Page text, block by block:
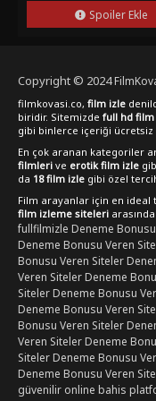
hemen izlemek için
Spoiler Ekle
Copyright © 2024
filmkovasi.co, film izle
biridir. Sitemizde full hd film
gibi binlerce içeriği ücretsiz
En çok aranan kategoriler
filmleri ve erotik film izle
da 18 film izle gibi özel
Film arayanlar için en ideal
film izleme siteleri
fullfilmizle Deneme
Deneme Bonusu Veren
Bonusu Veren Siteler
Veren SitelerDeneme
SitelerDeneme Bonusu
Deneme Bonusu Veren
Bonusu Veren Siteler
Veren SitelerDeneme
SitelerDeneme Bonusu
Deneme Bonusu Veren
güvenilir online bahis